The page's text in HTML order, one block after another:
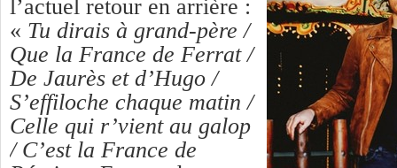
l’actuel retour en arrière :
« Tu dirais à grand-père /
Que la France de Ferrat /
De Jaurès et d’Hugo /
S’effiloche chaque matin /
Celle qui r’vient au galop
/ C’est la France de